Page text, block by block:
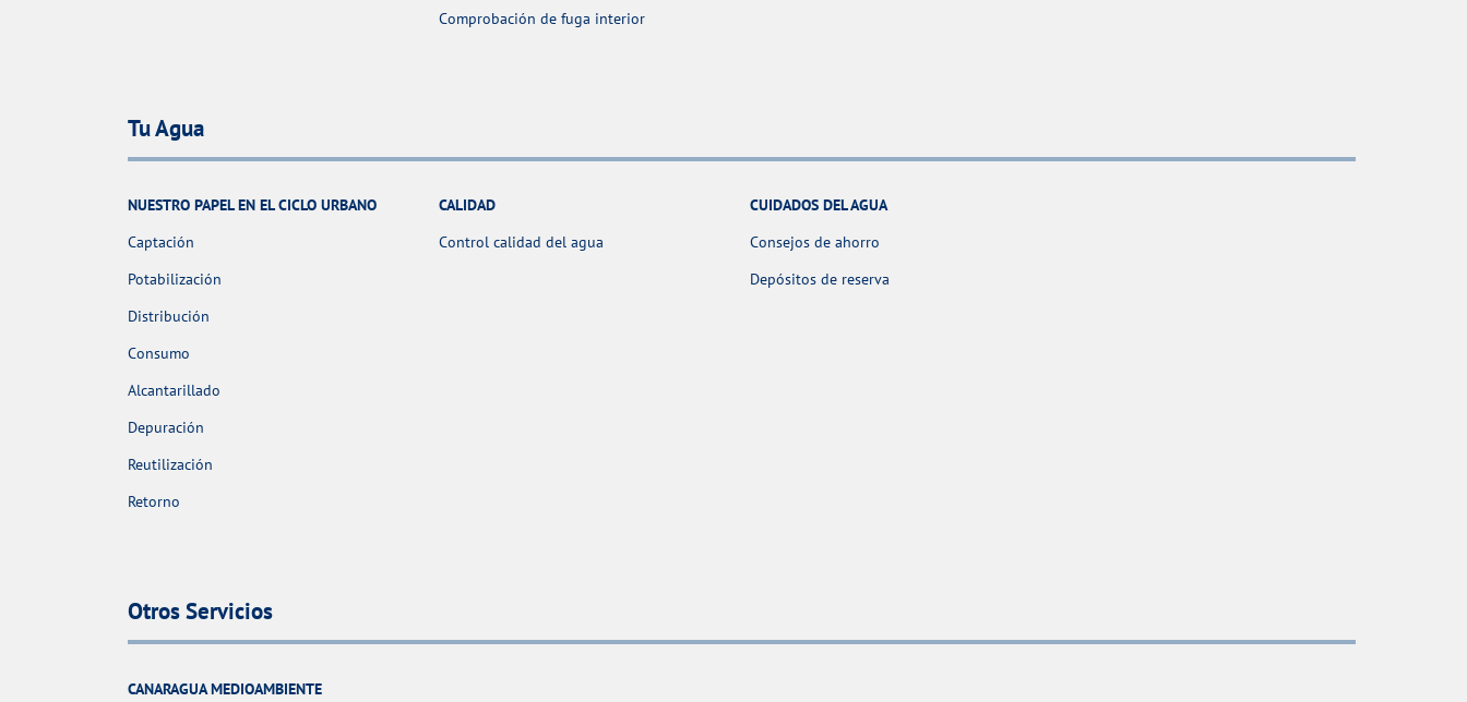
Comprobación de fuga interior
Tu Agua
NUESTRO PAPEL EN EL CICLO URBANO
Captación
Potabilización
Distribución
Consumo
Alcantarillado
Depuración
Reutilización
Retorno
CALIDAD
Control calidad del agua
CUIDADOS DEL AGUA
Consejos de ahorro
Depósitos de reserva
Otros Servicios
CANARAGUA MEDIOAMBIENTE